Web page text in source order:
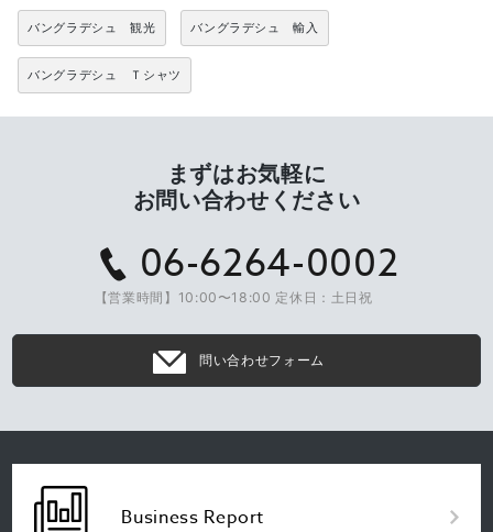
バングラデシュ 観光 バングラデシュ 輸入
バングラデシュ Ｔシャツ
まずはお気軽に
お問い合わせください
06-6264-0002
【営業時間】10:00〜18:00 定休日：土日祝
問い合わせフォーム
Business Report